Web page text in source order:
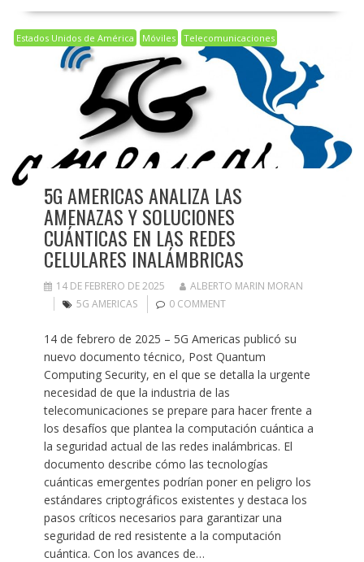
Estados Unidos de América Móviles Telecomunicaciones
5G AMERICAS ANALIZA LAS
AMENAZAS Y SOLUCIONES
CUÁNTICAS EN LAS REDES
CELULARES INALÁMBRICAS
14 DE FEBRERO DE 2025
ALBERTO MARIN MORAN
5G AMERICAS
0 COMMENT
14 de febrero de 2025 – 5G Americas publicó su
nuevo documento técnico, Post Quantum
Computing Security, en el que se detalla la urgente
necesidad de que la industria de las
telecomunicaciones se prepare para hacer frente a
los desafíos que plantea la computación cuántica a
la seguridad actual de las redes inalámbricas. El
documento describe cómo las tecnologías
cuánticas emergentes podrían poner en peligro los
estándares criptográficos existentes y destaca los
pasos críticos necesarios para garantizar una
seguridad de red resistente a la computación
cuántica. Con los avances de…